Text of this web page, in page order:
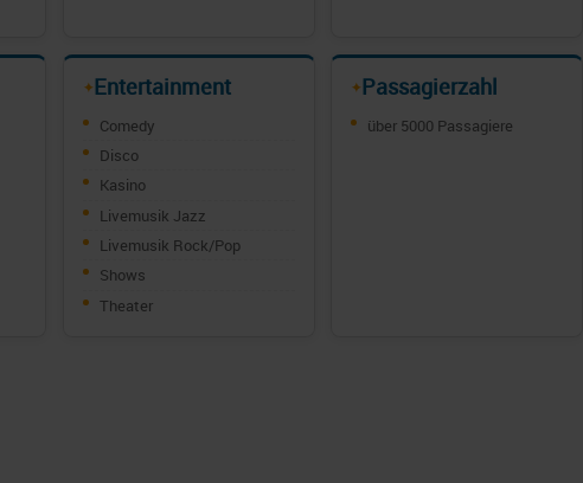
✦Entertainment
Comedy
Disco
Kasino
Livemusik Jazz
Livemusik Rock/Pop
Shows
Theater
✦Passagierzahl
über 5000 Passagiere